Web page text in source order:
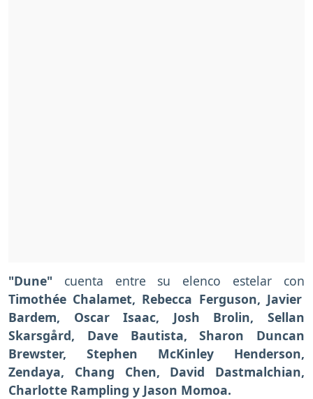
"Dune" cuenta entre su elenco estelar con
Timothée Chalamet, Rebecca Ferguson, Javier
Bardem, Oscar Isaac, Josh Brolin, Sellan
Skarsgård, Dave Bautista, Sharon Duncan
Brewster, Stephen McKinley Henderson,
Zendaya, Chang Chen, David Dastmalchian,
Charlotte Rampling y Jason Momoa.